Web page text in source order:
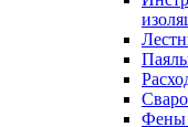
Фены